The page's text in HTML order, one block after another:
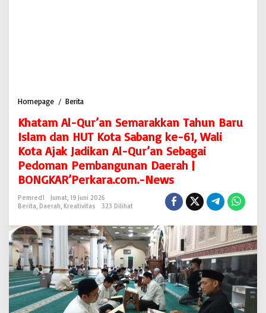
Homepage / Berita
a
t
a
m
A
l
-
Q
u
’
a
n
S
e
m
a
r
Khatam Al-Qur’an Semarakkan Tahun Baru
Islam dan HUT Kota Sabang ke-61, Wali
Kota Ajak Jadikan Al-Qur’an Sebagai
Pedoman Pembangunan Daerah |
BONGKAR’Perkara.com.-News
Pemred1
Jumat, 19 Juni 2026
Berita, Daerah, Kreativitas 323 Dilihat